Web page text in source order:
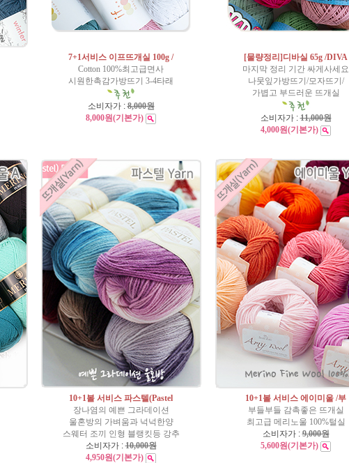
7+1서비스 이프뜨개실 100g /
Cotton 100%최고급면사
시원한촉감가방뜨기 3-4타래
소비자가 :8,000원
8,000원(기본가)
[물량정리]디바실 65g /DIVA
마지막 정리 기간 싸게사세요
나뭇잎가방뜨기/모자뜨기/
가볍고 부드러운 뜨개실
소비자가 :11,000원
4,000원(기본가)
10+1볼 서비스 파스텔(Pastel
장나염의 예쁜 그라데이션
울혼방의 가벼움과 넉넉한양
스웨터 조끼 인형 블랭킷등 강추
소비자가 :10,000원
4,950원(기본가)
10+1볼 서비스 에이미울 /부
부들부들 감촉좋은 뜨개실
최고급 메리노울 100%털실
소비자가 :9,000원
5,600원(기본가)